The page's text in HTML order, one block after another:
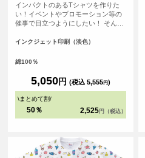
インパクトのあるTシャツを作りた
い！イベントやプロモーション等の
催事で目立つようにしたい！ そんな
ントできるTシャツです。首元から袖
所にプリントを入れることができま
伸びにくく耐久性の高い、5.6オンス
生地のTシャツを使用。せっかくデザ
インした全面プリントも剥がれるこ
用しています。
インクジェット印刷（淡色）
綿100％
5,050円 (税込 5,555円)
\まとめて割/
50％ 2,525 円（税込）